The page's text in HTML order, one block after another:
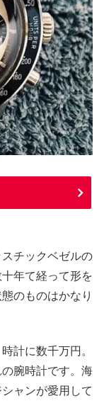
チックベゼルの
年て経って形を
のものはかなり
計に数千万円。
腕時計です。海
ャンが愛用して